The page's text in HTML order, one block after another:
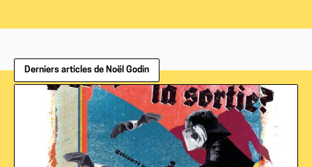
Derniers articles de Noël Godin